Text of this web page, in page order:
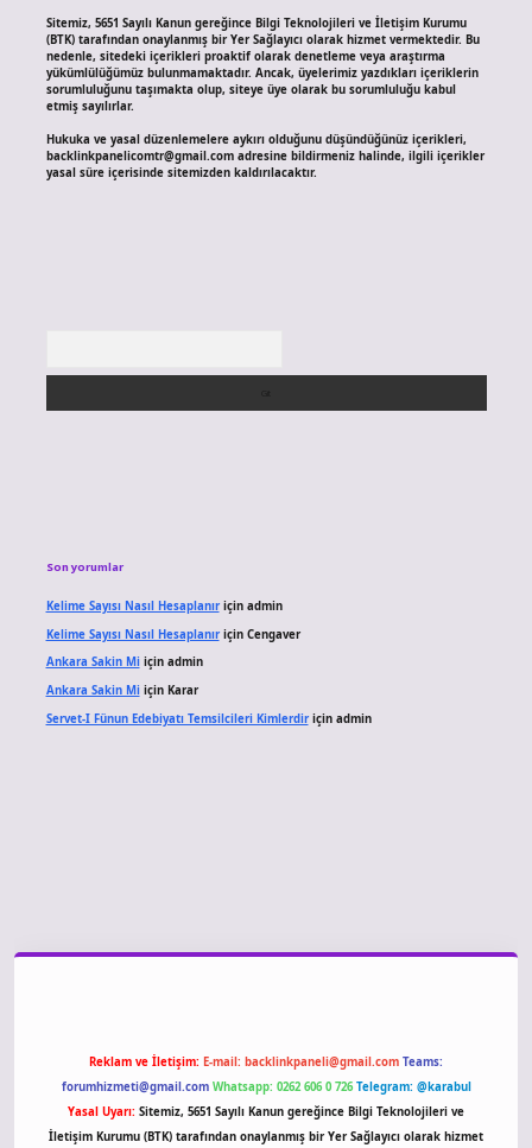
Sitemiz, 5651 Sayılı Kanun gereğince Bilgi Teknolojileri ve İletişim Kurumu
(BTK) tarafından onaylanmış bir Yer Sağlayıcı olarak hizmet vermektedir. Bu
nedenle, sitedeki içerikleri proaktif olarak denetleme veya araştırma
yükümlülüğümüz bulunmamaktadır. Ancak, üyelerimiz yazdıkları içeriklerin
sorumluluğunu taşımakta olup, siteye üye olarak bu sorumluluğu kabul
etmiş sayılırlar.
Hukuka ve yasal düzenlemelere aykırı olduğunu düşündüğünüz içerikleri,
backlinkpanelicomtr@gmail.comadresine bildirmeniz halinde, ilgili içerikler
yasal süre içerisinde sitemizden kaldırılacaktır.
Son yorumlar
Kelime Sayısı Nasıl Hesaplanıriçin admin
Kelime Sayısı Nasıl Hesaplanıriçin Cengaver
Ankara Sakin Miiçin admin
Ankara Sakin Miiçin Karar
Servet-I Fünun Edebiyatı Temsilcileri Kimlerdiriçin admin
Reklam ve İletişim: E-mail: backlinkpaneli@gmail.com Teams:
forumhizmeti@gmail.com Whatsapp: 0262 606 0 726 Telegram: @karabul
Yasal Uyarı: Sitemiz, 5651 Sayılı Kanun gereğince Bilgi Teknolojileri ve
İletişim Kurumu (BTK) tarafından onaylanmış bir Yer Sağlayıcı olarak hizmet